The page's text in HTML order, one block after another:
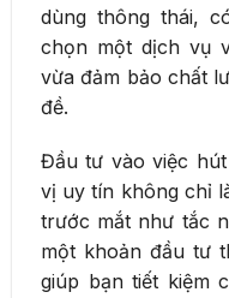
dùng thông thái,
chọn một dịch vụ
vừa đảm bảo chất
đề.
Đầu tư vào việc
vị uy tín không chỉ
trước mắt như tắc
một khoản đầu tư
giúp bạn tiết kiệm